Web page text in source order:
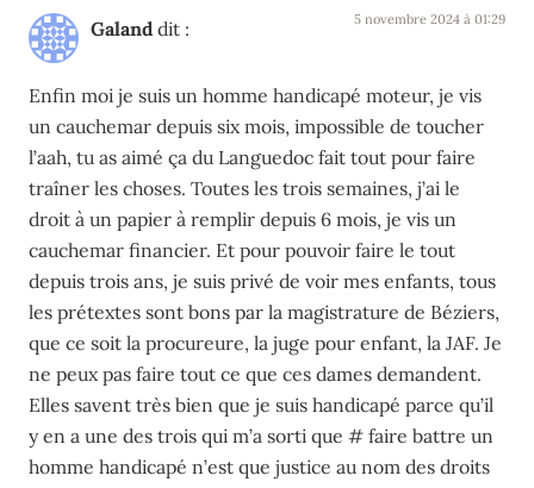
Galand dit : 5 novembre 2024 à 01:29
Enfin moi je suis un homme handicapé moteur, je vis
un cauchemar depuis six mois, impossible de toucher
l’aah, tu as aimé ça du Languedoc fait tout pour faire
traîner les choses. Toutes les trois semaines, j’ai le
droit à un papier à remplir depuis 6 mois, je vis un
cauchemar financier. Et pour pouvoir faire le tout
depuis trois ans, je suis privé de voir mes enfants, tous
les prétextes sont bons par la magistrature de Béziers,
que ce soit la procureure, la juge pour enfant, la JAF. Je
ne peux pas faire tout ce que ces dames demandent.
Elles savent très bien que je suis handicapé parce qu’il
y en a une des trois qui m’a sorti que # faire battre un
homme handicapé n’est que justice au nom des droits